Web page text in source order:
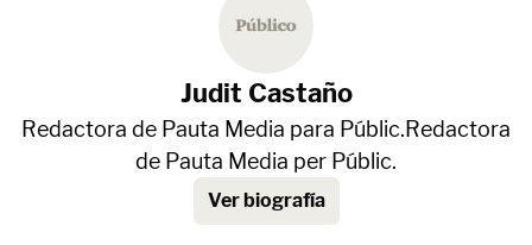
Judit Castaño
Redactora de Pauta Media para Públic.Redactora
de Pauta Media per Públic.
Ver biografía